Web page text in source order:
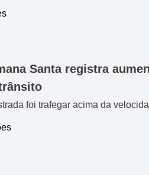
Santa registra
foi trafegar acima da